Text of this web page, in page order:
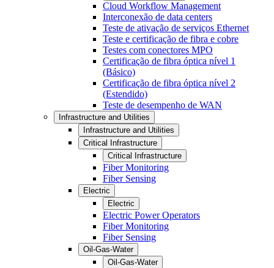
Cloud Workflow Management
Interconexão de data centers
Teste de ativação de serviços Ethernet
Teste e certificação de fibra e cobre
Testes com conectores MPO
Certificação de fibra óptica nível 1
(Básico)
Certificação de fibra óptica nível 2
(Estendido)
Teste de desempenho de WAN
Infrastructure and Utilities
Infrastructure and Utilities
Critical Infrastructure
Critical Infrastructure
Fiber Monitoring
Fiber Sensing
Electric
Electric
Electric Power Operators
Fiber Monitoring
Fiber Sensing
Oil-Gas-Water
Oil-Gas-Water